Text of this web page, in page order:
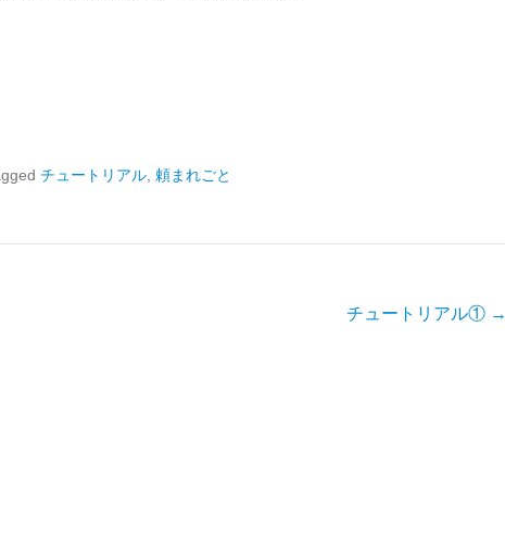
チュートリアル 頼まれごと
チュートリアル① →